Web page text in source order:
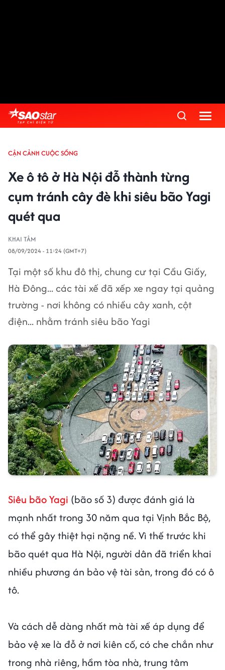
CẬN CẢNH CUỘC SỐNG
Xe ô tô ở Hà Nội đỗ thành từng
cụm tránh cây đè khi siêu bão Yagi
quét qua
KHAI TÂM
08/09/2024 - 11:24 (GMT+7)
Tại một số khu đô thị, chung cư tại Cầu Giấy,
Hà Đông... các tài xế đã xếp xe ngay tại quảng
trường - nơi không có nhiều cây xanh, cột
điện... nhằm tránh siêu bão Yagi
Siêu bão Yagi (bão số 3) được đánh giá là
mạnh nhất trong 30 năm qua tại Vịnh Bắc Bộ,
có thể gây thiệt hại nặng nề. Vì thế trước khi
bão quét qua Hà Nội, người dân đã triển khai
nhiều phương án bảo vệ tài sản, trong đó có ô
tô.
Và cách dễ dàng nhất mà tài xế áp dụng để
bảo vệ xe là đỗ ở nơi kiên cố, có che chắn như
trong nhà riêng, hầm tòa nhà, trung tâm